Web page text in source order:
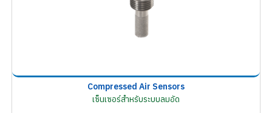
Compressed Air Sensors
เซ็นเซอร์สำหรับระบบลมอัด